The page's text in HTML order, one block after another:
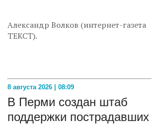
Александр Волков (интернет-газета
ТЕКСТ).
8 августа 2026 | 08:09
В Перми создан штаб
поддержки пострадавших